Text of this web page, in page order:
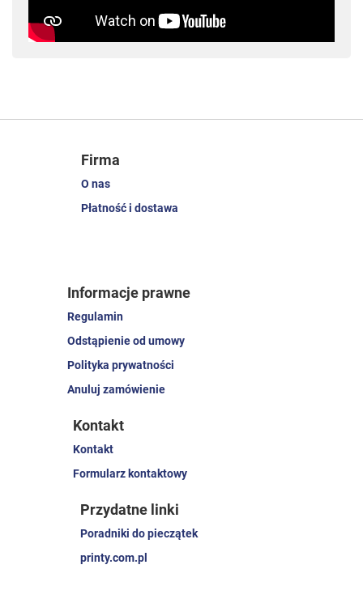
Firma
O nas
Płatność i dostawa
Informacje prawne
Regulamin
Odstąpienie od umowy
Polityka prywatności
Anuluj zamówienie
Kontakt
Kontakt
Formularz kontaktowy
Przydatne linki
Poradniki do pieczątek
printy.com.pl